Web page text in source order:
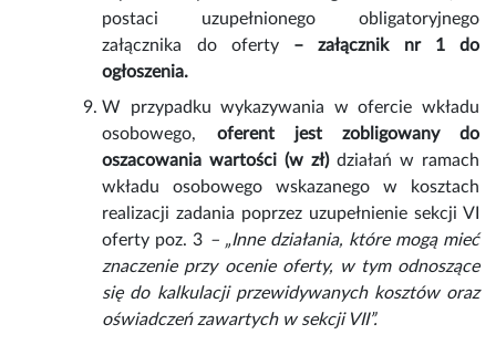
postaci uzupełnionego obligatoryjnego
załącznika do oferty– załącznik nr 1 do
ogłoszenia.
W przypadku wykazywania w ofercie wkładu
osobowego, oferent jest zobligowany do
oszacowania wartości (w zł)działań w ramach
wkładu osobowego wskazanego w kosztach
realizacji zadania poprzez uzupełnienie sekcji VI
oferty poz. 3 – „Inne działania, które mogą mieć
znaczenie przy ocenie oferty, w tym odnoszące
się do kalkulacji przewidywanych kosztów oraz
oświadczeń zawartych w sekcji VII”.